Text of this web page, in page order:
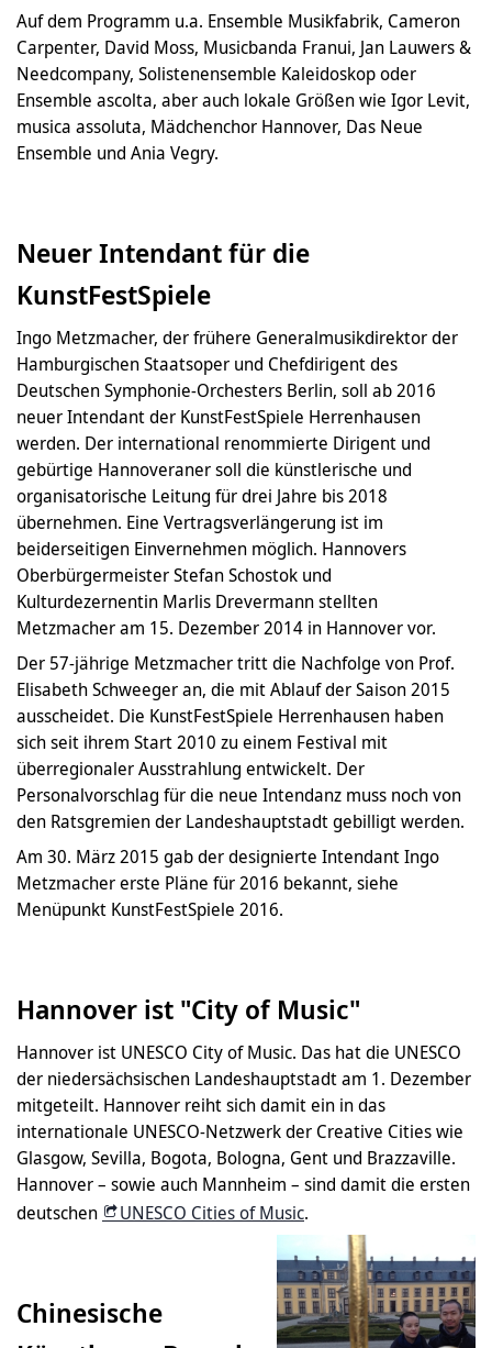
Auf dem Programm u.a. Ensemble Musikfabrik, Cameron
Carpenter, David Moss, Musicbanda Franui, Jan Lauwers &
Needcompany, Solistenensemble Kaleidoskop oder
Ensemble ascolta, aber auch lokale Größen wie Igor Levit,
musica assoluta, Mädchenchor Hannover, Das Neue
Ensemble und Ania Vegry.
Neuer Intendant für die
KunstFestSpiele
Ingo Metzmacher, der frühere Generalmusikdirektor der
Hamburgischen Staatsoper und Chefdirigent des
Deutschen Symphonie-Orchesters Berlin, soll ab 2016
neuer Intendant der KunstFestSpiele Herrenhausen
werden. Der international renommierte Dirigent und
gebürtige Hannoveraner soll die künstlerische und
organisatorische Leitung für drei Jahre bis 2018
übernehmen. Eine Vertragsverlängerung ist im
beiderseitigen Einvernehmen möglich. Hannovers
Oberbürgermeister Stefan Schostok und
Kulturdezernentin Marlis Drevermann stellten
Metzmacher am 15. Dezember 2014 in Hannover vor.
Der 57-jährige Metzmacher tritt die Nachfolge von Prof.
Elisabeth Schweeger an, die mit Ablauf der Saison 2015
ausscheidet. Die KunstFestSpiele Herrenhausen haben
sich seit ihrem Start 2010 zu einem Festival mit
überregionaler Ausstrahlung entwickelt. Der
Personalvorschlag für die neue Intendanz muss noch von
den Ratsgremien der Landeshauptstadt gebilligt werden.
Am 30. März 2015 gab der designierte Intendant Ingo
Metzmacher erste Pläne für 2016 bekannt, siehe
Menüpunkt KunstFestSpiele 2016.
Hannover ist "City of Music"
Hannover ist UNESCO City of Music. Das hat die UNESCO
der niedersächsischen Landeshauptstadt am 1. Dezember
mitgeteilt. Hannover reiht sich damit ein in das
internationale UNESCO-Netzwerk der Creative Cities wie
Glasgow, Sevilla, Bogota, Bologna, Gent und Brazzaville.
Hannover – sowie auch Mannheim – sind damit die ersten
deutschen
UNESCO Cities of Music.
Chinesische